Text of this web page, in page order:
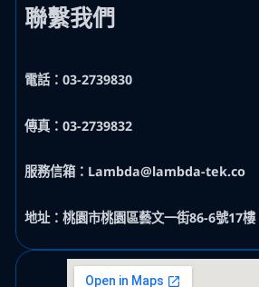
聯繫我們
電話：03-2739830
傳真：03-2739832
服務信箱：Lambda@lambda-tek.co
地址：桃園市桃園區藝文一街86-6號17樓